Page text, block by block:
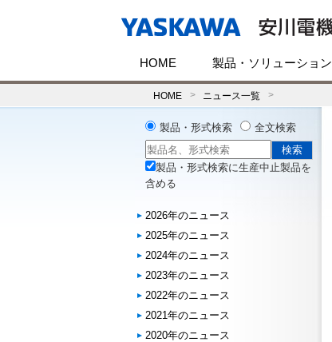
HOME 製品・ソリューション
HOME ニュース一覧
製品・形式検索 全文検索
製品・形式検索に生産中止製品を
含める
2026年のニュース
2025年のニュース
2024年のニュース
2023年のニュース
2022年のニュース
2021年のニュース
2020年のニュース